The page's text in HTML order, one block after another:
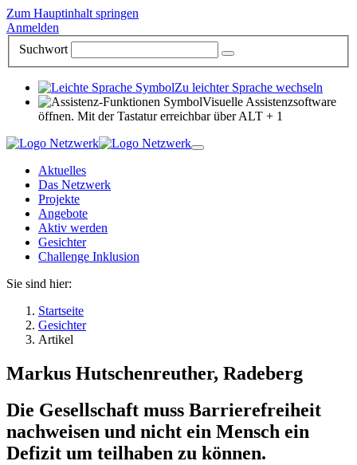
Zum Hauptinhalt springen
Anmelden
Suchwort
Zu leichter Sprache wechseln
Visuelle Assistenzsoftware
öffnen. Mit der Tastatur erreichbar über ALT + 1
Aktuelles
Das Netzwerk
Projekte
Angebote
Aktiv werden
Gesichter
Challenge Inklusion
Sie sind hier:
Startseite
Gesichter
Artikel
Markus Hutschenreuther, Radeberg
Die Gesellschaft muss Barrierefreiheit
nachweisen und nicht ein Mensch ein
Defizit um teilhaben zu können.